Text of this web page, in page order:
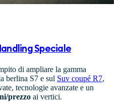
Speciale
di ampliare la gamma
berlina S7 e sul Suv coupé R7,
tecnologie avanzate e un
prezzo ai vertici.